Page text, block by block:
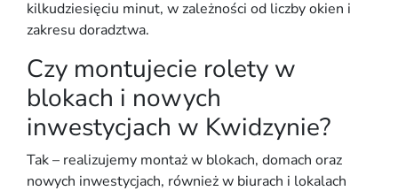
kilkudziesięciu minut, w zależności od liczby okien i
zakresu doradztwa.
Czy montujecie rolety w
blokach i nowych
inwestycjach w Kwidzynie?
Tak – realizujemy montaż w blokach, domach oraz
nowych inwestycjach, również w biurach i lokalach